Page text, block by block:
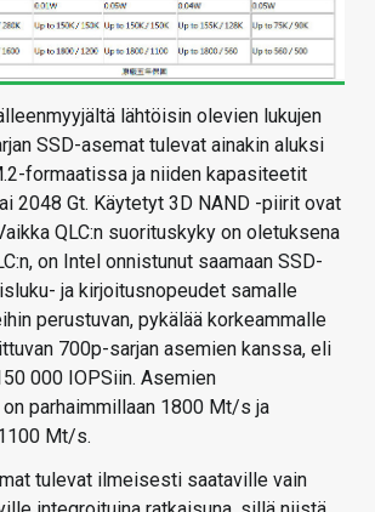
lähtöisin olevien lukujen
SSD-asemat tulevat ainakin aluksi
formaatissa ja niiden kapasiteetit
2048 Gt. Käytetyt 3D NAND -piirit ovat
QLC:n suorituskyky on oletuksena
on Intel onnistunut saamaan SSD-
ja kirjoitusnopeudet samalle
perustuvan, pykälää korkeammalle
700p-sarjan asemien kanssa, eli
000 IOPSiin. Asemien
parhaimmillaan 1800 Mt/s ja
Mt/s.
tulevat ilmeisesti saataville vain